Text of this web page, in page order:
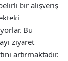
bir alışveriş
Bu
ziyaret
artırmaktadır.